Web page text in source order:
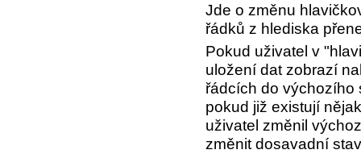
Jde o změnu
řádků z hlediska
Pokud uživatel v
uložení dat zobrazí
řádcích do výchozího
pokud již existují
uživatel změnil
změnit dosavadní